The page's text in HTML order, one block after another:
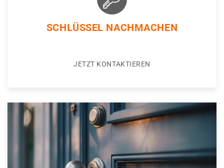
SCHLÜSSEL NACHMACHEN
JETZT KONTAKTIEREN